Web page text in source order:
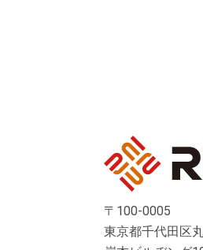
〒100-0005
東京都千代田区